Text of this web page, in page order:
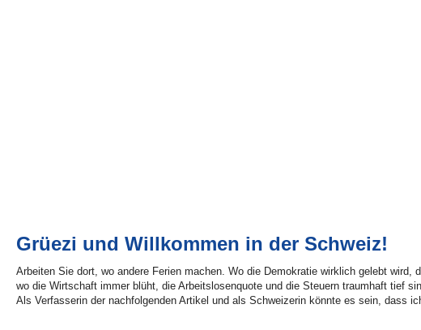
Grüezi und Willkommen in der Schweiz!
Arbeiten Sie dort, wo andere Ferien machen. Wo die Demokratie wirklich gelebt wird,
wo die Wirtschaft immer blüht, die Arbeitslosenquote und die Steuern traumhaft tief
Als Verfasserin der nachfolgenden Artikel und als Schweizerin könnte es sein, dass